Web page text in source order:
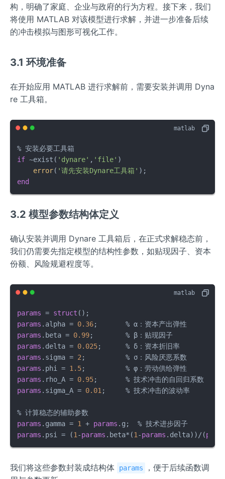
构，明确了家庭、企业与政府的行为方程。接下来，我们
将使用 MATLAB 对该模型进行求解，并进一步准备后续
的冲击模拟与图形可视化工作。
3.1 环境准备
在开始应用 MATLAB 进行求解前，需要安装并调用 Dyna
re 工具箱。
if ~exist( 'dynare' , 'file' )
error( '请先安装Dynare工具箱'
end
3.2 模型参数结构体定义
确认安装并调用 Dynare 工具箱后，在正式求解稳态前，
我们仍需要先指定模型的结构性参数，如贴现因子、资本
份额、风险规避程度等。
params = struct
params .alpha = 0.36
params .beta = 0.99
params .delta = 0.025
params .sigma = 2
params .phi = 1.5
params .rho_A = 0.95
params .sigma_A = 0.01 ;     % 技术冲击的波动率
params .gamma = 1 + params
params .psi = (1 -params .beta*(1 -params .delta))/(
我们将这些参数封装成结构体 params
，便于后续函数调